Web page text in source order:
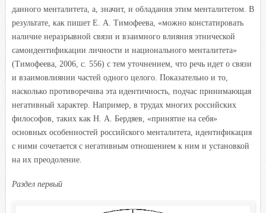
данного менталитета, а, значит, и обладания этим менталитетом. В
результате, как пишет Е. А. Тимофеева, «можно констатировать
наличие неразрывной связи и взаимного влияния этнической
самоидентификации личности и национального менталитета»
(Тимофеева, 2006, с. 556) с тем уточнением, что речь идет о связи
и взаимовлиянии частей одного целого. Показательно и то,
насколько противоречива эта идентичность, подчас принимающая
негативный характер. Например, в трудах многих российских
философов, таких как Н. А. Бердяев, «принятие на себя»
основных особенностей российского менталитета, идентификация
с ними сочетается с негативным отношением к ним и установкой
на их преодоление.
Раздел первый